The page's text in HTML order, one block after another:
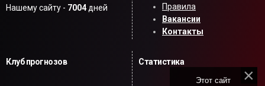
Нашему сайту - 7004дней
Правила
Вакансии
Контакты
Клуб прогнозов Статистика
Этот сайт